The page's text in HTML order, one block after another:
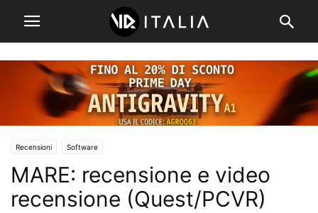
Recensioni Software
MARE: recensione e video
recensione (Quest/PCVR)